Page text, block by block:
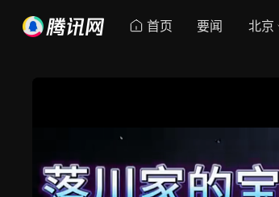
首页 要闻 北京